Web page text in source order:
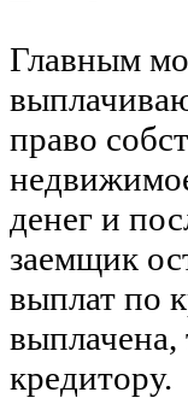
Главным
право
денег и
заемщик
выплат по
выплачена,
кредитору.